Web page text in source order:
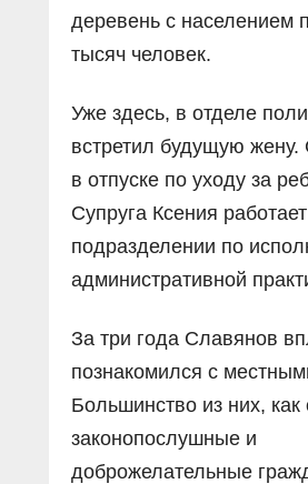
деревень с населением
тысяч человек.
Уже здесь, в отделе
встретил будущую жену.
в отпуске по уходу за
Супруга Ксения
подразделении по
административной
За три года Славянов
познакомился с
Большинство из них, как
законопослушные и
доброжелательные